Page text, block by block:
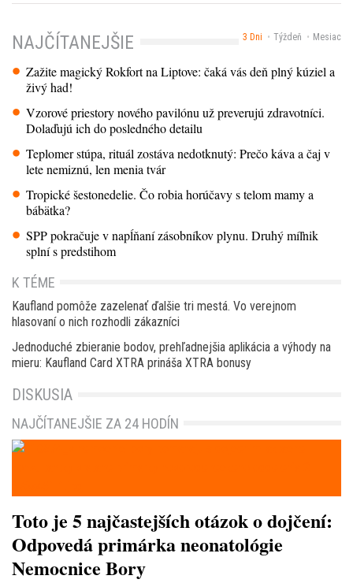
3 Dni Týždeň Mesiac
NAJČÍTANEJŠIE
Zažite magický Rokfort na Liptove: čaká vás deň plný kúziel a
živý had!
Vzorové priestory nového pavilónu už preverujú zdravotníci.
Dolaďujú ich do posledného detailu
Teplomer stúpa, rituál zostáva nedotknutý: Prečo káva a čaj v
lete nemiznú, len menia tvár
Tropické šestonedelie. Čo robia horúčavy s telom mamy a
bábätka?
SPP pokračuje v napĺňaní zásobníkov plynu. Druhý míľnik
splní s predstihom
K TÉME
Kaufland pomôže zazelenať ďalšie tri mestá. Vo verejnom
hlasovaní o nich rozhodli zákazníci
Jednoduché zbieranie bodov, prehľadnejšia aplikácia a výhody na
mieru: Kaufland Card XTRA prináša XTRA bonusy
DISKUSIA
NAJČÍTANEJŠIE ZA 24 HODÍN
Toto je 5 najčastejších otázok o dojčení:
Odpovedá primárka neonatológie
Nemocnice Bory